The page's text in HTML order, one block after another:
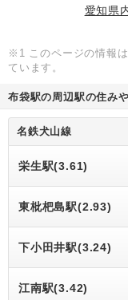
愛知県
※1 このページの情報
ています。
布袋駅の周辺駅の住み
名鉄犬山線
栄生駅(3.61)
東枇杷島駅(2.93)
下小田井駅(3.24)
江南駅(3.42)